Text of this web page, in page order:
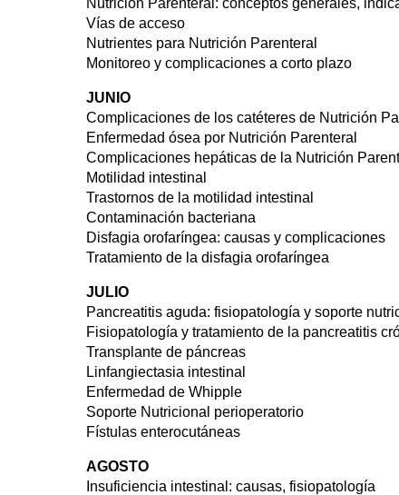
Nutrición Parenteral: conceptos generales,
Vías de acceso
Nutrientes para Nutrición Parenteral
Monitoreo y complicaciones a corto plazo
JUNIO
Complicaciones de los catéteres de Nutrición
Enfermedad ósea por Nutrición Parenteral
Complicaciones hepáticas de la Nutrición
Motilidad intestinal
Trastornos de la motilidad intestinal
Contaminación bacteriana
Disfagia orofaríngea: causas y complicaciones
Tratamiento de la disfagia orofaríngea
JULIO
Pancreatitis aguda: fisiopatología y soporte
Fisiopatología y tratamiento de la pancreatitis
Transplante de páncreas
Linfangiectasia intestinal
Enfermedad de Whipple
Soporte Nutricional perioperatorio
Fístulas enterocutáneas
AGOSTO
Insuficiencia intestinal: causas, fisiopatología